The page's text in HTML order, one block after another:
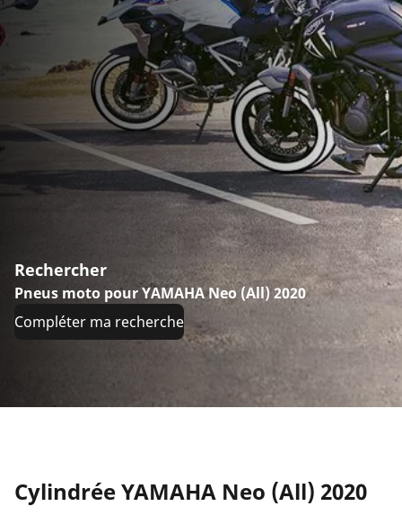
Rechercher
Pneus moto pour YAMAHA Neo (All) 2020
Compléter ma recherche
Cylindrée YAMAHA Neo (All) 2020